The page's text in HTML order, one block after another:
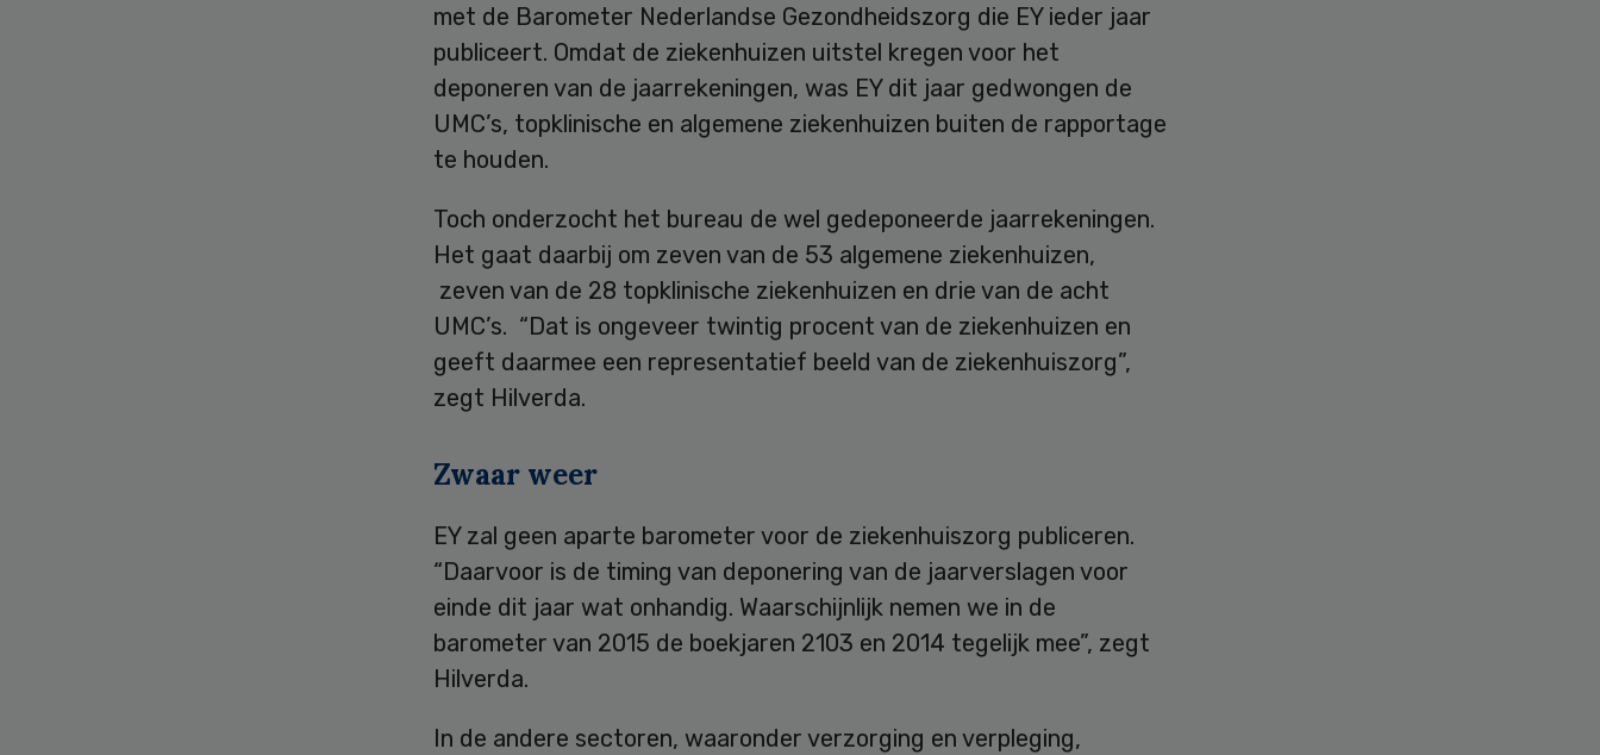
met de Barometer Nederlandse Gezondheidszorg die EY ieder jaar
publiceert. Omdat de ziekenhuizen uitstel kregen voor het
deponeren van de jaarrekeningen, was EY dit jaar gedwongen de
UMC’s, topklinische en algemene ziekenhuizen buiten de rapportage
te houden.
Toch onderzocht het bureau de wel gedeponeerde jaarrekeningen.
Het gaat daarbij om zeven van de 53 algemene ziekenhuizen,
zeven van de 28 topklinische ziekenhuizen en drie van de acht
UMC’s. “Dat is ongeveer twintig procent van de ziekenhuizen en
geeft daarmee een representatief beeld van de ziekenhuiszorg”,
zegt Hilverda.
Zwaar weer
EY zal geen aparte barometer voor de ziekenhuiszorg publiceren.
“Daarvoor is de timing van deponering van de jaarverslagen voor
einde dit jaar wat onhandig. Waarschijnlijk nemen we in de
barometer van 2015 de boekjaren 2103 en 2014 tegelijk mee”, zegt
Hilverda.
In de andere sectoren, waaronder verzorging en verpleging,